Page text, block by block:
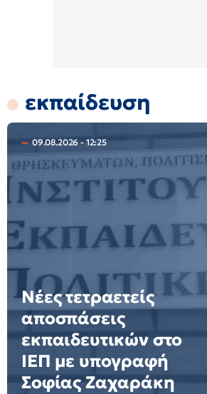
εκπαίδευση
09.08.2026 - 12:25
Νέες τετραετείς
αποσπάσεις
εκπαιδευτικών στο
ΙΕΠ με υπογραφή
Σοφίας Ζαχαράκη